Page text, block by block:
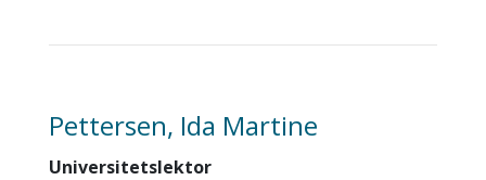
Pettersen, Ida Martine
Universitetslektor